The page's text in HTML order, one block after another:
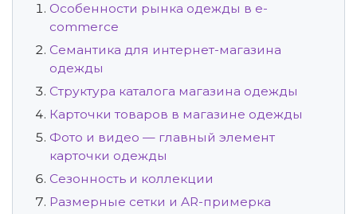
Особенности рынка одежды в e-
commerce
Семантика для интернет-магазина
одежды
Структура каталога магазина одежды
Карточки товаров в магазине одежды
Фото и видео — главный элемент
карточки одежды
Сезонность и коллекции
Размерные сетки и AR-примерка